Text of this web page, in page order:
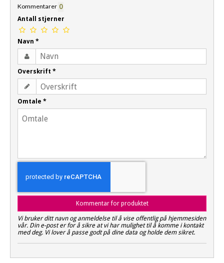
Kommentarer 0
Antall stjerner
Navn *
Overskrift *
Omtale *
Kommentar for produktet
Vi bruker ditt navn og anmeldelse til å vise offentlig på hjemmesiden
vår. Din e-post er for å sikre at vi har mulighet til å komme i kontakt
med deg. Vi lover å passe godt på dine data og holde dem sikret.